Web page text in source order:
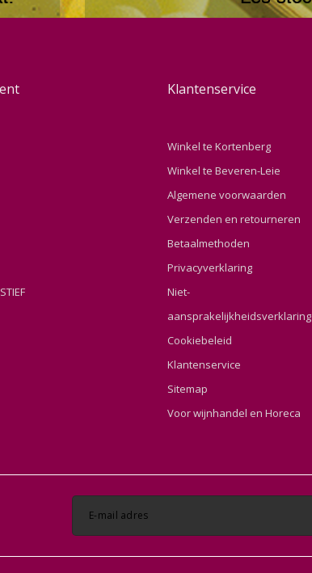
Klantenservice
Winkel te Kortenberg
Winkel te Beveren-Leie
Algemene voorwaarden
Verzenden en retourneren
Betaalmethoden
Privacyverklaring
Niet-
aansprakelijkheidsverklaring
Cookiebeleid
Klantenservice
Sitemap
Voor wijnhandel en Horeca